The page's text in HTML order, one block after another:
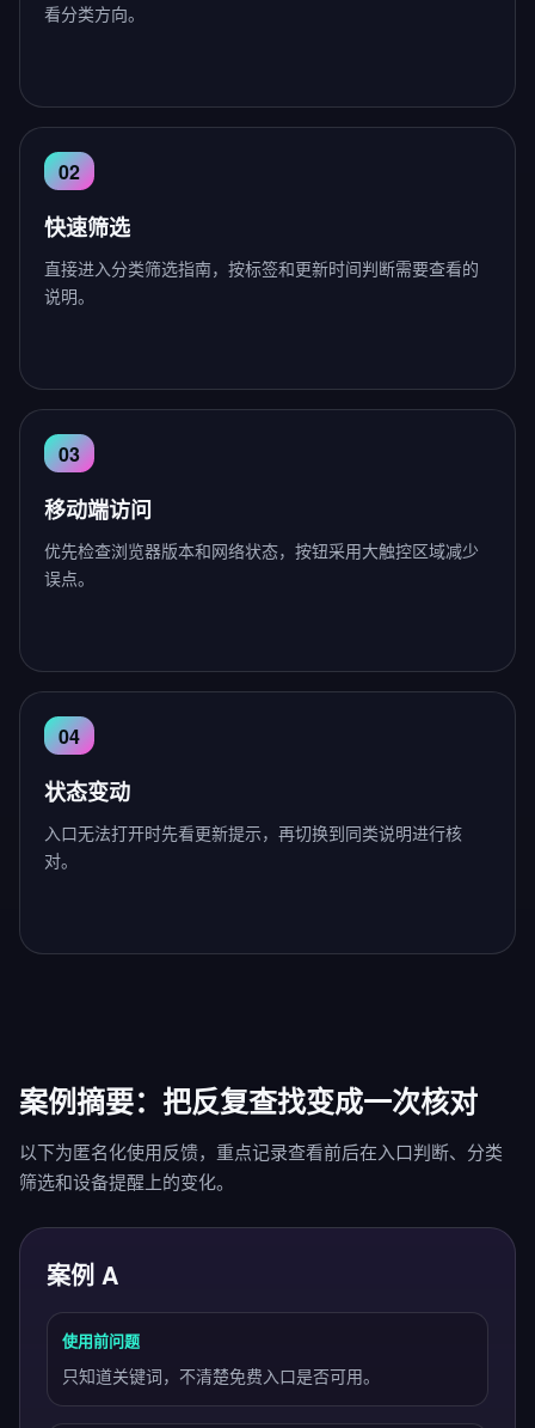
看分类方向。
快速筛选
直接进入分类筛选指南，按标签和更新时间判断需要查看的
说明。
移动端访问
优先检查浏览器版本和网络状态，按钮采用大触控区域减少
误点。
状态变动
入口无法打开时先看更新提示，再切换到同类说明进行核
对。
案例摘要：把反复查找变成一次核对
以下为匿名化使用反馈，重点记录查看前后在入口判断、分类
筛选和设备提醒上的变化。
案例 A
使用前问题
只知道关键词，不清楚免费入口是否可用。